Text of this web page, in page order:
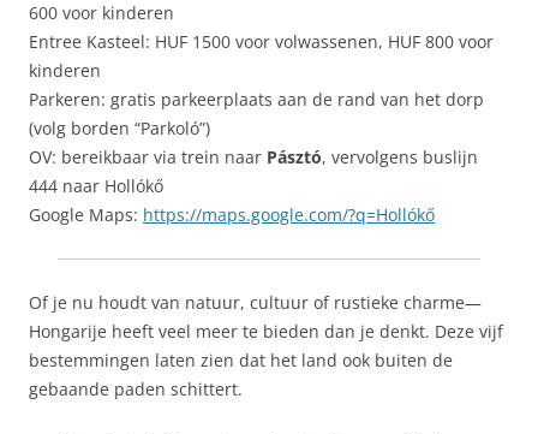
600 voor kinderen
Entree Kasteel: HUF 1500 voor volwassenen, HUF 800 voor
kinderen
Parkeren: gratis parkeerplaats aan de rand van het dorp
(volg borden “Parkoló”)
OV: bereikbaar via trein naar Pásztó, vervolgens buslijn
444 naar Hollókő
Google Maps: https://maps.google.com/?q=Hollókő
Of je nu houdt van natuur, cultuur of rustieke charme—
Hongarije heeft veel meer te bieden dan je denkt. Deze vijf
bestemmingen laten zien dat het land ook buiten de
gebaande paden schittert.